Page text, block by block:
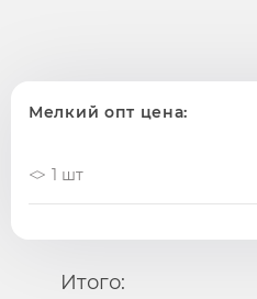
Мелкий опт цена:
1 шт
Итого: